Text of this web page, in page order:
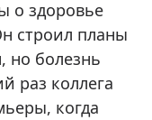
о здоровье
строил планы
но болезнь
раз коллега
когда